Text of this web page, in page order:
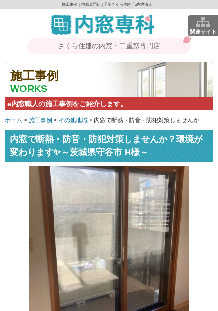
関連サイト
施工事例｜内窓専門店 | 千葉さくら住建「e内窓職人」
さくら住建の内窓・二重窓専門店
施工事例
WORKS
e内窓職人の施工事例をご紹介します。
ホーム > 施工事例 > その他地域 > 内窓で断熱・防音・防犯対策しませんか？環境が変わります✨～茨城県守谷市 H様～
内窓で断熱・防音・防犯対策しませんか？環境が
変わります✨～茨城県守谷市 H様～